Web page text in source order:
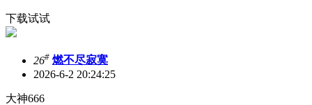
下载试试
26# 燃不尽寂寞
2026-6-2 20:24:25
大神666